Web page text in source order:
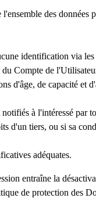
des données
identification via
Compte de
d'âge, de capacité
à l'intéressé par
d'un tiers, ou si sa
adéquates.
entraîne la
de protection des